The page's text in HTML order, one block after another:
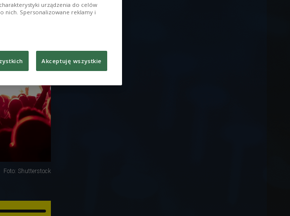
Foto: Shutterstock
urządzenia do celów
nich. Spersonalizowane reklamy i
Akceptuję wszystkie